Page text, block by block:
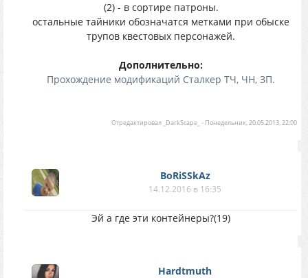
(2) - в сортире патроны.
остальные тайники обозначатся метками при обыске
трупов квестовых персонажей.
Дополнительно:
Прохождение модификаций Сталкер ТЧ, ЧН, ЗП.
Отредактировал _DarkScape_ - Понедельник, 20.05.2013, 22:00
BoRiSSkAz
14.12.2016 в 16:35
Эй а где эти контейнеры?(19)
Hardtmuth